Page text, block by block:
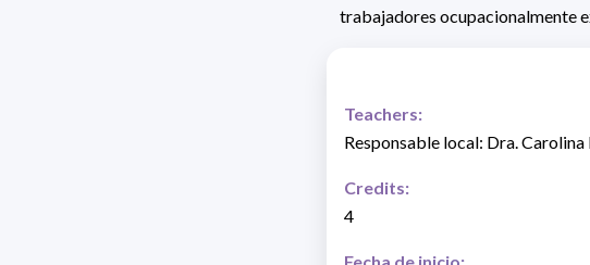
trabajadores ocupacionalmente
Teachers:
Responsable local: Dra.
Credits:
4